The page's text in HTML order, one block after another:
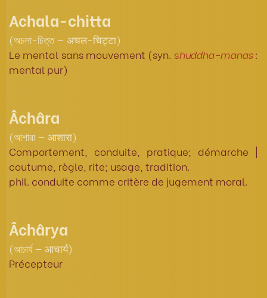
Achala-chitta
(অচলা-চিত্ত — अचल-चिट्टा)
Le mental sans mouvement (syn. shuddha-manas:
mental pur)
Âchâra
(আশারা — आशारा)
Comportement, conduite, pratique; démarche |
coutume, règle, rite; usage, tradition.
phil. conduite comme critère de jugement moral.
Âchârya
(আচার্য — आचार्य)
Précepteur